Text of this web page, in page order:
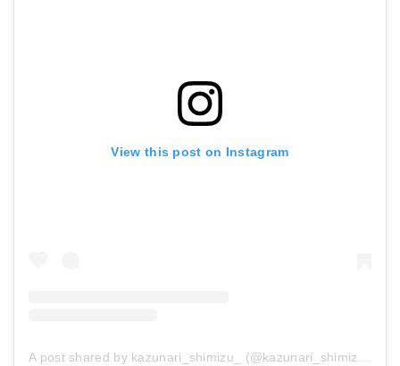
View this post on Instagram
A post shared by kazunari_shimizu_ (@kazunari_shimizu_)